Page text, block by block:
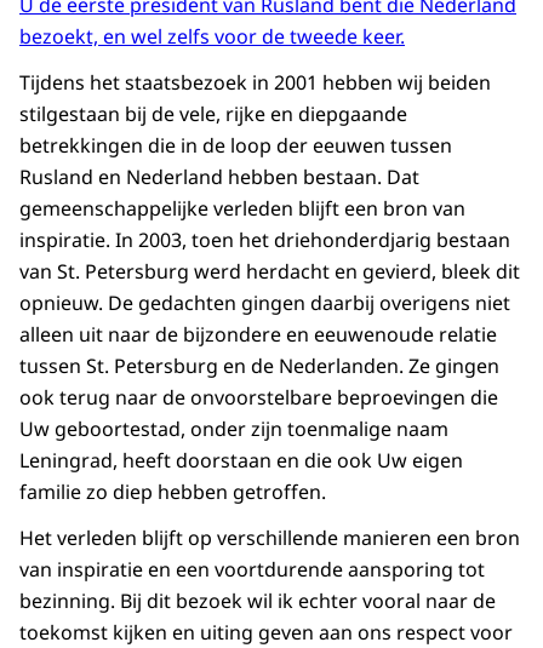
U de eerste president van Rusland bent die Nederland
bezoekt, en wel zelfs voor de tweede keer.
Tijdens het staatsbezoek in 2001 hebben wij beiden
stilgestaan bij de vele, rijke en diepgaande
betrekkingen die in de loop der eeuwen tussen
Rusland en Nederland hebben bestaan. Dat
gemeenschappelijke verleden blijft een bron van
inspiratie. In 2003, toen het driehonderdjarig bestaan
van St. Petersburg werd herdacht en gevierd, bleek dit
opnieuw. De gedachten gingen daarbij overigens niet
alleen uit naar de bijzondere en eeuwenoude relatie
tussen St. Petersburg en de Nederlanden. Ze gingen
ook terug naar de onvoorstelbare beproevingen die
Uw geboortestad, onder zijn toenmalige naam
Leningrad, heeft doorstaan en die ook Uw eigen
familie zo diep hebben getroffen.
Het verleden blijft op verschillende manieren een bron
van inspiratie en een voortdurende aansporing tot
bezinning. Bij dit bezoek wil ik echter vooral naar de
toekomst kijken en uiting geven aan ons respect voor